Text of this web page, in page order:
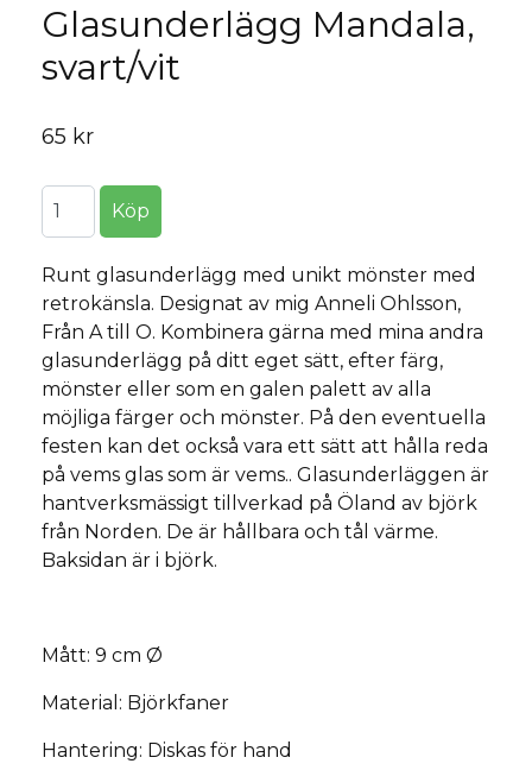
Glasunderlägg Mandala,
svart/vit
65 kr
Runt glasunderlägg med unikt mönster med
retrokänsla. Designat av mig Anneli Ohlsson,
Från A till O. Kombinera gärna med mina andra
glasunderlägg på ditt eget sätt, efter färg,
mönster eller som en galen palett av alla
möjliga färger och mönster. På den eventuella
festen kan det också vara ett sätt att hålla reda
på vems glas som är vems.. Glasunderläggen är
hantverksmässigt tillverkad på Öland av björk
från Norden. De är hållbara och tål värme.
Baksidan är i björk.
Mått: 9 cm Ø
Material: Björkfaner
Hantering: Diskas för hand